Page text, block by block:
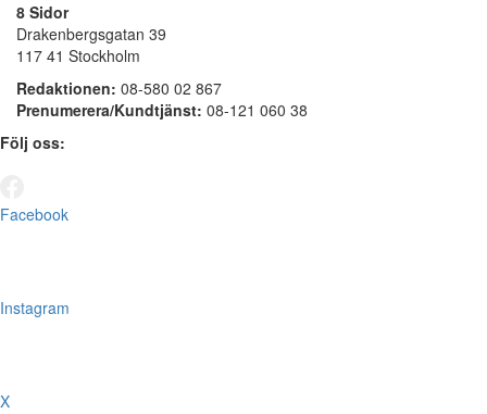
8 Sidor
Drakenbergsgatan 39
117 41 Stockholm
Redaktionen: 08-580 02 867
Prenumerera/Kundtjänst: 08-121 060 38
Följ oss:
Facebook
Instagram
X